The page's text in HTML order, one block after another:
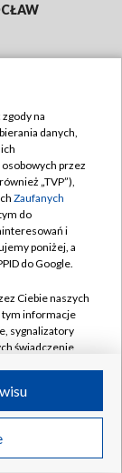
na
danych,
przez
„TVP”),
Zaufanych
do
i
poniżej, a
do Google.
Ciebie naszych
tym informacje
sygnalizatory
świadczenie
Ciebie
identyfikatory